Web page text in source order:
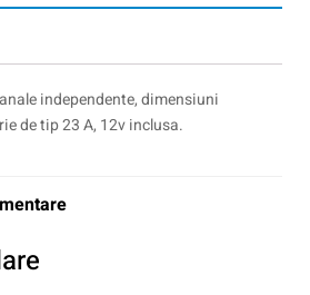
independente, dimensiuni
de tip 23 A, 12v inclusa.